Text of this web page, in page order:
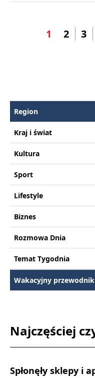
1 2 3
Region
Kraj i świat
Kultura
Sport
Lifestyle
Biznes
Rozmowa Dnia
Temat Tygodnia
Wakacyjny
Najczęściej
Spłonęły sklepy i